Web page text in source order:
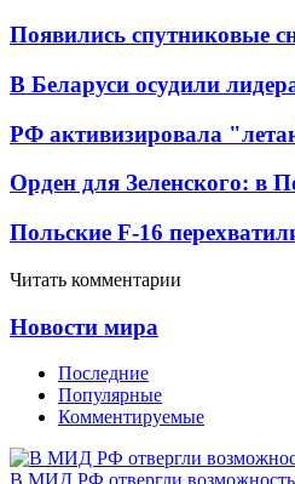
Появились спутниковые
В Беларуси осудили
РФ активизировала
Орден для Зеленского: в
Польские F-16
Читать комментарии
Новости мира
Последние
Популярные
Комментируемые